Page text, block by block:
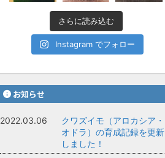
さらに読み込む
Instagram でフォロー
お知らせ
2022.03.06
クワズイモ（アロカシア・
オドラ）の育成記録を更新
しました！